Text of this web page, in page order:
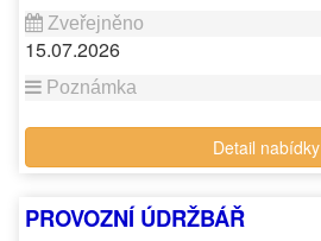
15.07.2026
Detail nabídky
PROVOZNÍ ÚDRŽBÁŘ